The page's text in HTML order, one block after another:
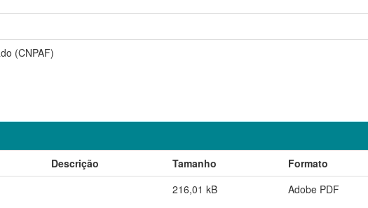
(CNPAF)
Descrição Tamanho
Formato
216,01 kB Adobe PDF